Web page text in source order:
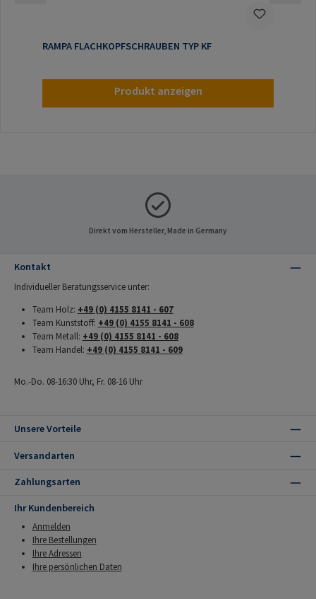
RAMPA FLACHKOPFSCHRAUBEN TYP KF
Produkt anzeigen
Direkt vom Hersteller, Made in Germany
Kontakt
Individueller Beratungsservice unter:
Team Holz: +49 (0) 4155 8141 - 607
Team Kunststoff: +49 (0) 4155 8141 - 608
Team Metall: +49 (0) 4155 8141 - 608
Team Handel: +49 (0) 4155 8141 - 609
Mo.-Do. 08-16:30 Uhr, Fr. 08-16 Uhr
Unsere Vorteile
Versandarten
Zahlungsarten
Ihr Kundenbereich
Anmelden
Ihre Bestellungen
Ihre Adressen
Ihre persönlichen Daten